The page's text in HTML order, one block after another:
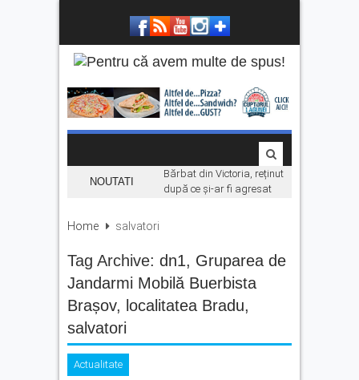
NOUTATI
Bărbat din Victoria, reținut
după ce și-ar fi agresat
Makyol DJ104B. Ce se
La Făgăraș, lumina
rămâne aprinsă datorită
„Economisim deja de ani de
Home salvatori
Tag Archive: dn1, Gruparea de
Jandarmi Mobilă Buerbista
Brașov, localitatea Bradu,
salvatori
Actualitate